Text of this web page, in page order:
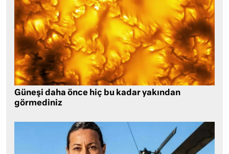
Güneşi daha önce hiç bu kadar yakından
görmediniz